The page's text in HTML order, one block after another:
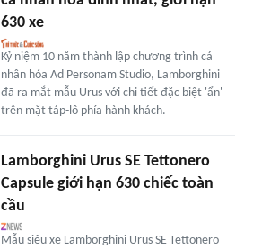
630 xe
Kỷ niệm 10 năm thành lập chương trình cá
nhân hóa Ad Personam Studio, Lamborghini
đã ra mắt mẫu Urus với chi tiết đặc biệt 'ẩn'
trên mặt táp-lô phía hành khách.
Lamborghini Urus SE Tettonero
Capsule giới hạn 630 chiếc toàn
cầu
Mẫu siêu xe Lamborghini Urus SE Tettonero